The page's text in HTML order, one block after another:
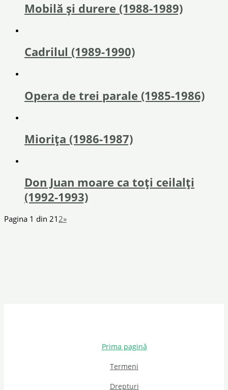
Mobilă și durere (1988-1989)
Cadrilul (1989-1990)
Opera de trei parale (1985-1986)
Miorița (1986-1987)
Don Juan moare ca toți ceilalți
(1992-1993)
Pagina 1 din 212»
Prima pagină
Termeni
Drepturi